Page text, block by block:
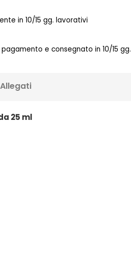
in 10/15 gg. lavorativi
e consegnato in 10/15 gg.
25 ml